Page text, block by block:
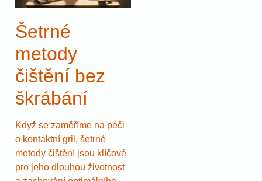
Šetrné
metody
čištění bez
škrábání
Když se zaměříme na péči
o kontaktní gril, šetrné
metody čištění jsou klíčové
pro jeho dlouhou životnost